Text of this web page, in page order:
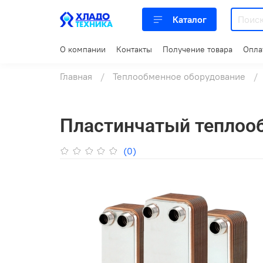
Каталог
О компании Контакты Получение товара
Главная Теплообменное оборудование
Пластинчатый
(0)